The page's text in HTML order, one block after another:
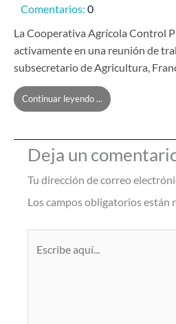
Comentarios: 0
La Cooperativa Agrícola Control
activamente en una reunión de
subsecretario de Agricultura,
Continuar leyendo ...
Deja un
Tu dirección de correo
Los campos obligatorios están